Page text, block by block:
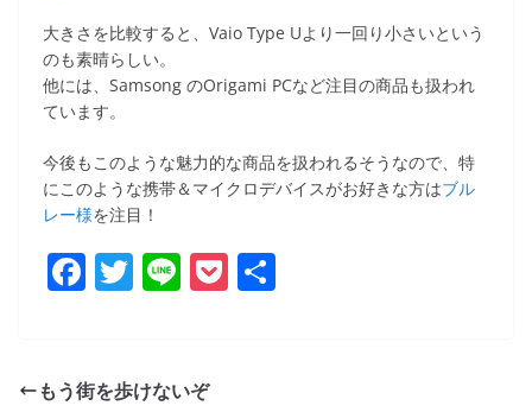
大きさを比較すると、Vaio Type Uより一回り小さいという
のも素晴らしい。
他には、Samsong のOrigami PCなど注目の商品も扱われ
ています。
今後もこのような魅力的な商品を扱われるそうなので、特
にこのような携帯＆マイクロデバイスがお好きな方はブル
レー様を注目！
F
e
T
er
Li P
もう街を歩けないぞ